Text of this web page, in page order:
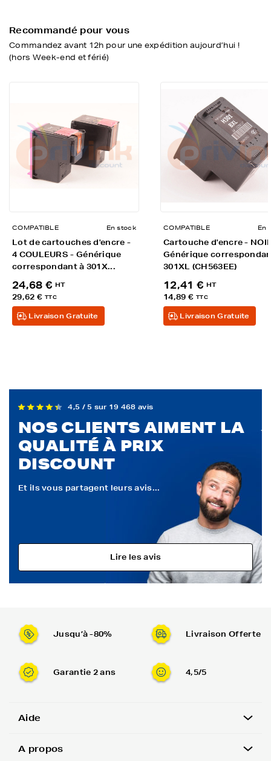
Recommandé pour vous
Commandez avant 12h pour une expédition aujourd’hui !
(hors Week-end et férié)
COMPATIBLE En stock
Lot de cartouches d'encre -
4 COULEURS - Générique
correspondant à 301X...
24,68 € HT
29,62 € TTC
Livraison Gratuite
COMPATIBLE En
Cartouche d'encre -
Générique
301XL (CH563EE)
12,41 € HT
14,89 € TTC
Livraison Gratuite
4,5 / 5 sur 19 468 avis
NOS CLIENTS AIMENT LA
QUALITÉ À PRIX
DISCOUNT
Et ils vous partagent leurs avis...
Lire les avis
Jusqu’à -80% Livraison Offerte
Garantie 2 ans 4,5/5
Aide
A propos